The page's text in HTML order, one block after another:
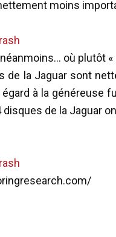
moins
où plutôt
de la Jaguar sont
à la généreuse
de la Jaguar